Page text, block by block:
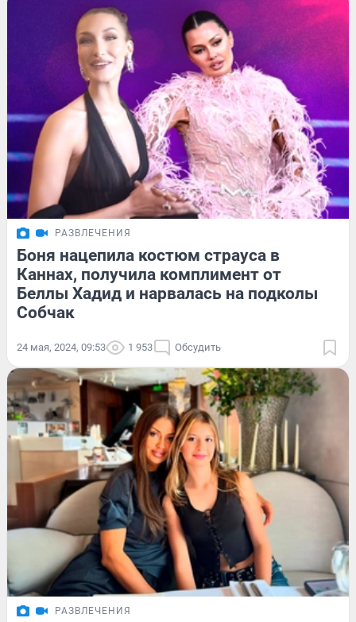
РАЗВЛЕЧЕНИЯ
Боня нацепила костюм страуса в
Каннах, получила комплимент от
Беллы Хадид и нарвалась на подколы
Собчак
24 мая, 2024, 09:53 1 953 Обсудить
РАЗВЛЕЧЕНИЯ